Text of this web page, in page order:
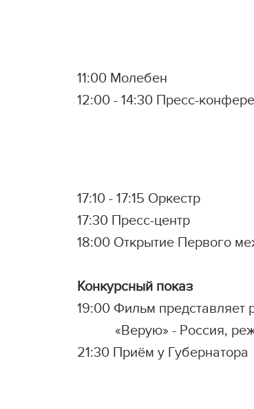
11:00 Молебен
12:00 - 14:30 Пресс-
17:10 - 17:15 Оркестр
17:30 Пресс-центр
18:00 Открытие Первого
Конкурсный показ
19:00 Фильм
«Верую» - Россия,
21:30 Приём у Губернатора